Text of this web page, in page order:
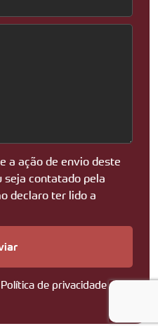
a ação de envio deste
contatado pela
declaro ter lido a
Política de privacidade